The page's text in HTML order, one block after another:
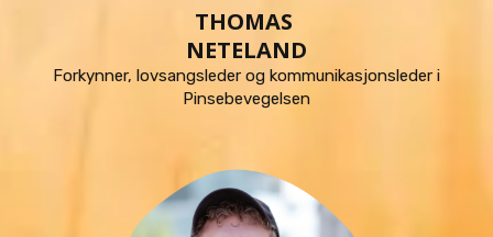
THOMAS
NETELAND
Forkynner, lovsangsleder og kommunikasjonsleder i
Pinsebevegelsen